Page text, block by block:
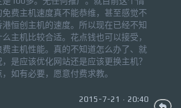
免费主机速度真不能恭维，甚至感觉不
恒创主机的速度。所以现在已经不知
主机比较合适。花点钱也可以接受，
主机性能。真的不知道怎么办了、就
是应该优化网站还是应该更换主机？
如有必要，愿意付费求教。
2015-7-21 · 20:40